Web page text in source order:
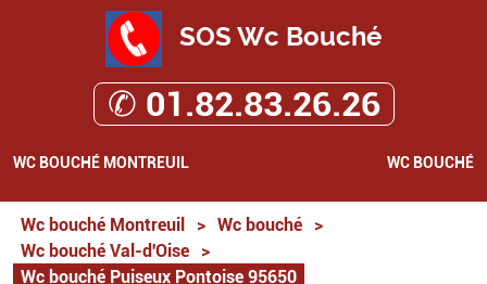
SOS Wc Bouché
✆ 01.82.83.26.26
WC BOUCHÉ MONTREUIL WC BOUCHÉ
Wc bouché Montreuil > Wc bouché
>
Wc bouché Val-d'Oise
>
Wc bouché Puiseux Pontoise 95650